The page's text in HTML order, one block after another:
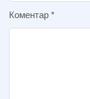
Коментар *